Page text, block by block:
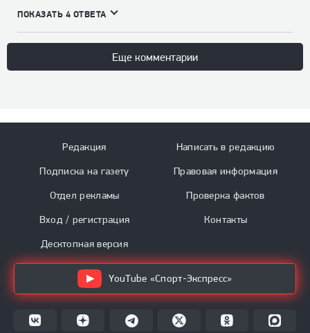
ПОКАЗАТЬ 4 ОТВЕТА
Еще комментарии
Редакция
Подписка на газету
Отдел рекламы
Вход / регистрация
Десктопная версия
Написать в редакцию
Правовая информация
Проверка фактов
Контакты
YouTube «Спорт-Экспресс»